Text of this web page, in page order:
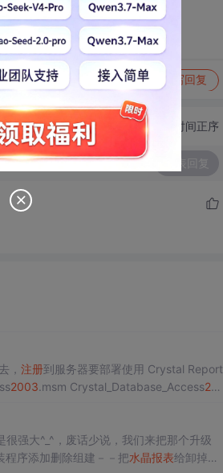
写回复
切换为时间正序
， 注册到服务器要部署使用 Crystal Report
2003 .msm Crystal_Database_Access200
强大^_^，废话少说，我们来把那个升级
程序添加删除组建－－把水晶报表给卸掉